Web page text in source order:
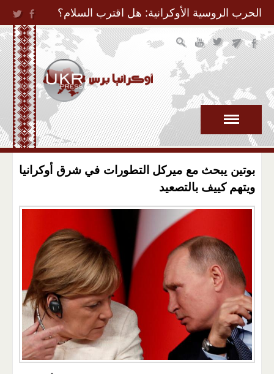
Jump to Navigation
الحرب الروسية الأوكرانية: هل اقترب السلام؟
بوتين يبحث مع ميركل التطورات في شرق أوكرانيا
ويتهم كييف بالتصعيد